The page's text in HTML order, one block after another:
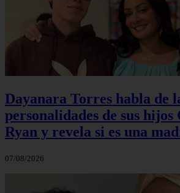
Dayanara Torres habla de
personalidades de sus
Ryan y revela si es una
07/08/2026